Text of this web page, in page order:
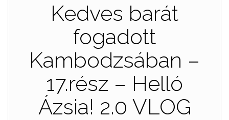
Kedves barát
fogadott
Kambodzsában –
17.rész – Helló
Ázsia! 2.0 VLOG